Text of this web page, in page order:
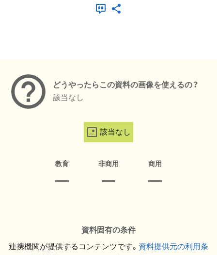
どうやったらこの資料の画像を使えるの？
該当なし
該当なし
教育 非商用 商用
資料固有の条件
連携機関が提供するコンテンツです。 資料提供元の利用条